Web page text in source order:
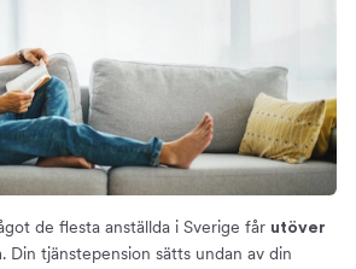
de flesta anställda i Sverige får utöver
. Din tjänstepension sätts undan av din